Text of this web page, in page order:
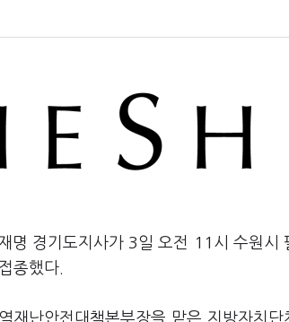
명 경기도지사가 3일 오전 11시 수원시
종했다.
재난안전대책본부장을 맡은 지방자치